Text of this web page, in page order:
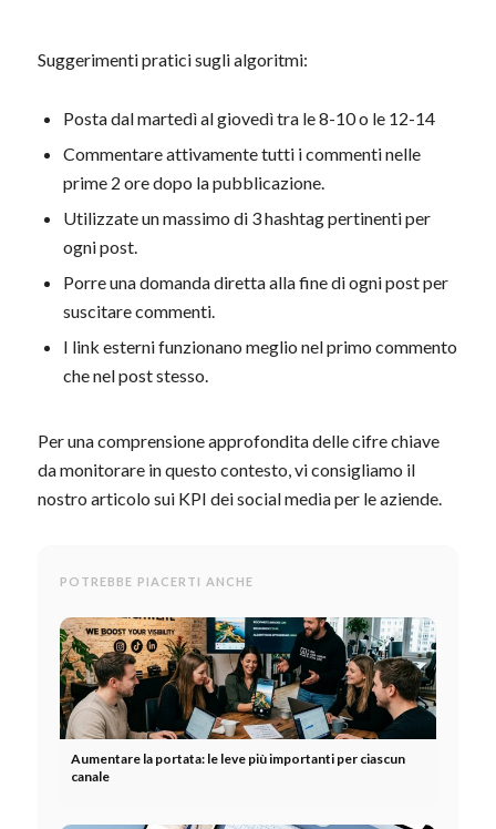
Suggerimenti pratici sugli algoritmi:
Posta dal martedì al giovedì tra le 8-10 o le 12-14
Commentare attivamente tutti i commenti nelle
prime 2 ore dopo la pubblicazione.
Utilizzate un massimo di 3 hashtag pertinenti per
ogni post.
Porre una domanda diretta alla fine di ogni post per
suscitare commenti.
I link esterni funzionano meglio nel primo commento
che nel post stesso.
Per una comprensione approfondita delle cifre chiave
da monitorare in questo contesto, vi consigliamo il
nostro articolo sui KPI dei social media per le aziende.
POTREBBE PIACERTI ANCHE
Aumentare la portata: le leve più importanti per ciascun
canale